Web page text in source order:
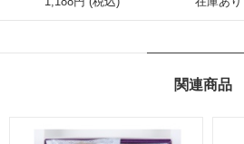
関連商品